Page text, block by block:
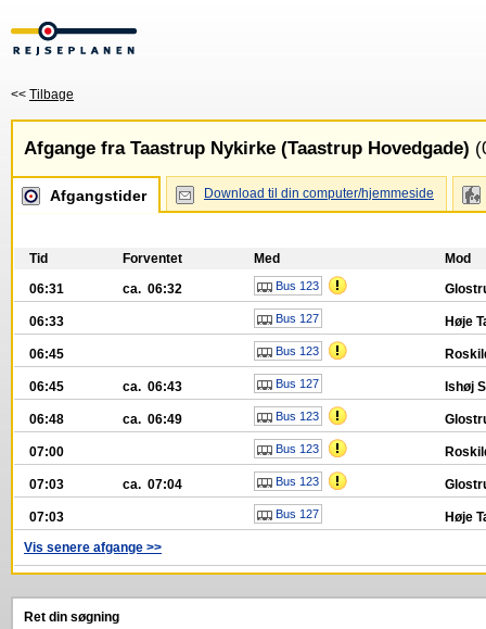
<< Tilbage
Afgange fra Taastrup Nykirke (Taastrup Hovedgade)
Afgangstider Download til din computer/hjemmeside
Tid Forventet Med
Mod
06:31
ca. 06:32 Bus 123
06:33 Bus 127 Høje
06:45 Bus 123
06:45 ca. 06:43 Bus 127 Ishøj
06:48 ca. 06:49 Bus 123
07:00 Bus 123
07:03 ca. 07:04 Bus 123
07:03 Bus 127
Høje
Vis senere afgange >>
Ret din søgning